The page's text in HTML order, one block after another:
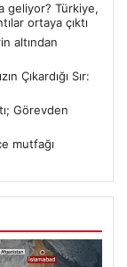
geliyor? Türkiye,
ortaya çıktı
altından
Çıkardığı Sır:
Görevden
mutfağı